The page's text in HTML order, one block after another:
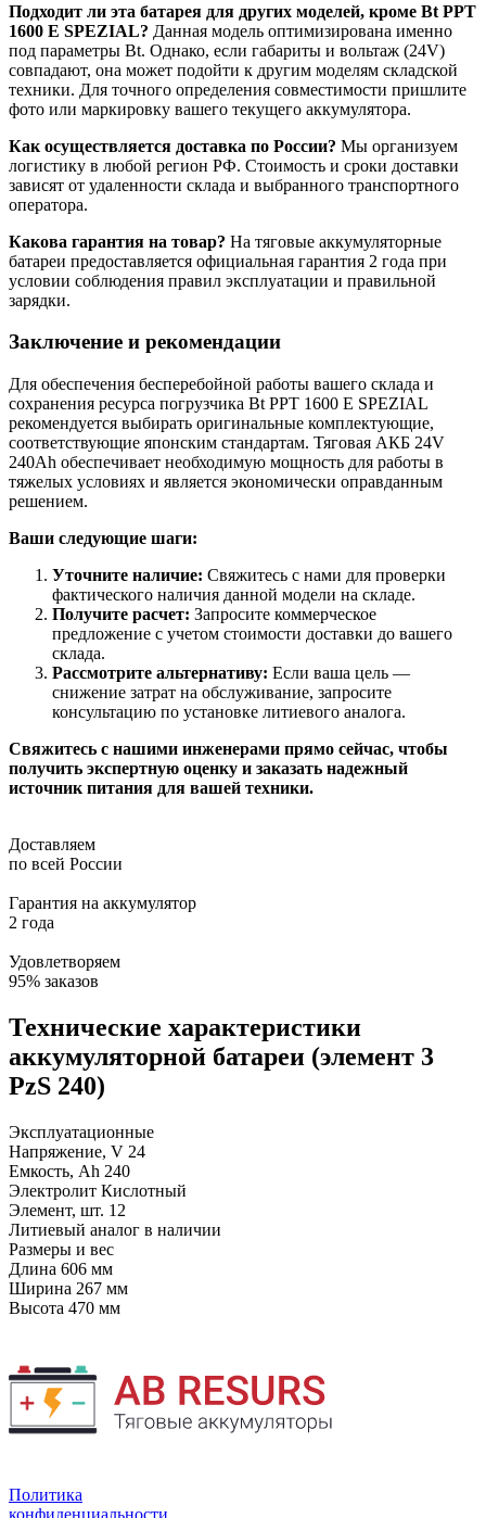
Подходит ли эта батарея для других моделей, кроме Bt PPT
1600 E SPEZIAL? Данная модель оптимизирована именно
под параметры Bt. Однако, если габариты и вольтаж (24V)
совпадают, она может подойти к другим моделям складской
техники. Для точного определения совместимости пришлите
фото или маркировку вашего текущего аккумулятора.
Как осуществляется доставка по России? Мы организуем
логистику в любой регион РФ. Стоимость и сроки доставки
зависят от удаленности склада и выбранного транспортного
оператора.
Какова гарантия на товар? На тяговые аккумуляторные
батареи предоставляется официальная гарантия 2 года при
условии соблюдения правил эксплуатации и правильной
зарядки.
Заключение и рекомендации
Для обеспечения бесперебойной работы вашего склада и
сохранения ресурса погрузчика Bt PPT 1600 E SPEZIAL
рекомендуется выбирать оригинальные комплектующие,
соответствующие японским стандартам. Тяговая АКБ 24V
240Ah обеспечивает необходимую мощность для работы в
тяжелых условиях и является экономически оправданным
решением.
Ваши следующие шаги:
Уточните наличие: Свяжитесь с нами для проверки
фактического наличия данной модели на складе.
Получите расчет: Запросите коммерческое
предложение с учетом стоимости доставки до вашего
склада.
Рассмотрите альтернативу: Если ваша цель —
снижение затрат на обслуживание, запросите
консультацию по установке литиевого аналога.
Свяжитесь с нашими инженерами прямо сейчас, чтобы
получить экспертную оценку и заказать надежный
источник питания для вашей техники.
Доставляем
по всей России
Гарантия на аккумулятор
2 года
Удовлетворяем
95% заказов
Технические характеристики
аккумуляторной батареи (элемент 3
PzS 240)
Эксплуатационные
Напряжение, V 24
Емкость, Ah 240
Электролит Кислотный
Элемент, шт. 12
Литиевый аналог в наличии
Размеры и вес
Длина 606 мм
Ширина 267 мм
Высота 470 мм
Политика
конфиденциальности